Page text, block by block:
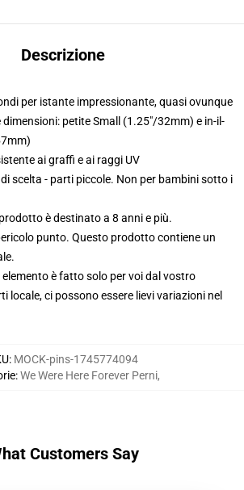
Descrizione
per istante impressionante, quasi ovunque
petite Small (1.25"/32mm) e in-il-
ai graffi e ai raggi UV
di scelta - parti piccole. Non per bambini sotto i
è destinato a 8 anni e più.
punto. Questo prodotto contiene un
è fatto solo per voi dal vostro
locale, ci possono essere lievi variazioni nel
: MOCK-pins-1745774094
:We Were Here Forever Perni,
Customers Say